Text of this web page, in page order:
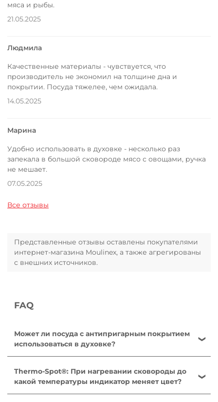
мяса и рыбы.
21.05.2025
Людмила
Качественные материалы - чувствуется, что
производитель не экономил на толщине дна и
покрытии. Посуда тяжелее, чем ожидала.
14.05.2025
Марина
Удобно использовать в духовке - несколько раз
запекала в большой сковороде мясо с овощами, ручка
не мешает.
07.05.2025
Все отзывы
Представленные отзывы оставлены покупателями
интернет-магазина Moulinex, а также агрегированы
с внешних источников.
FAQ
Может ли посуда с антипригарным покрытием
использоваться в духовке?
использоваться только сковороды, ковши и
сотейники линейки Ingenio со съемными ручками,
при этом съемные ручки должны быть
Thermo-Spot®: При нагревании сковороды до
какой температуры индикатор меняет цвет?